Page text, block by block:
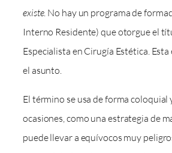
existe. No hay un programa de
Interno Residente) que otorgue el
Especialista en Cirugía Estética. Esta
el asunto.
El término se usa de forma coloquial
ocasiones, como una estrategia de
puede llevar a equívocos muy